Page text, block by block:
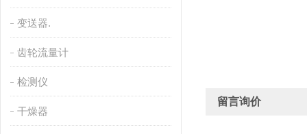
变送器.
齿轮流量计
检测仪
干燥器
留言询价